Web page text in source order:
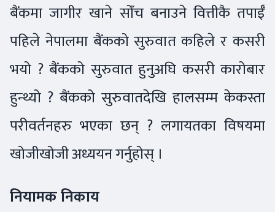
बैंकमा जागीर खाने सोँच बनाउने वित्तीकै तपाईँ
पहिले नेपालमा बैंकको सुरुवात कहिले र कसरी
भयो ? बैंकको सुरुवात हुनुअघि कसरी कारोबार
हुन्थ्यो ? बैंकको सुरुवातदेखि हालसम्म केकस्ता
परीवर्तनहरु भएका छन् ? लगायतका विषयमा
खोजीखोजी अध्ययन गर्नुहोस् ।
नियामक निकाय